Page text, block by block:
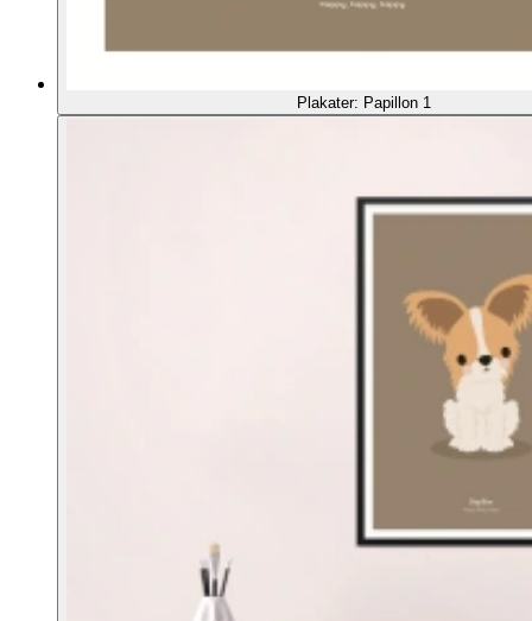
Plakater: Papillon 1